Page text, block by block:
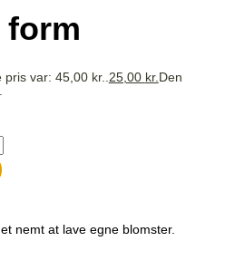
form
var: 45,00 kr.. 25,00 kr. Den
nemt at lave egne blomster.